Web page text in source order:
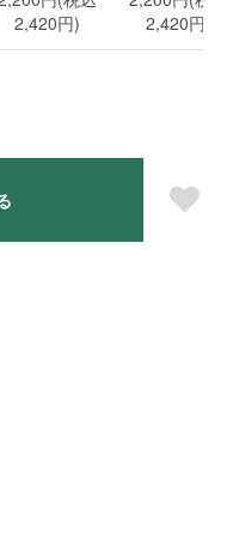
2,420円)
2,420円)